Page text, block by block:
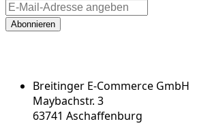
Abonnieren
Breitinger E-Commerce GmbH
Maybachstr. 3
63741 Aschaffenburg